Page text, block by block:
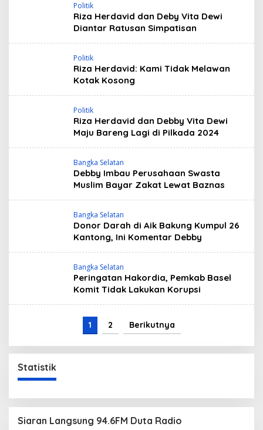
Politik
Riza Herdavid dan Deby Vita Dewi
Diantar Ratusan Simpatisan
Politik
Riza Herdavid: Kami Tidak Melawan
Kotak Kosong
Politik
Riza Herdavid dan Debby Vita Dewi
Maju Bareng Lagi di Pilkada 2024
Bangka Selatan
Debby Imbau Perusahaan Swasta
Muslim Bayar Zakat Lewat Baznas
Bangka Selatan
Donor Darah di Aik Bakung Kumpul 26
Kantong, Ini Komentar Debby
Bangka Selatan
Peringatan Hakordia, Pemkab Basel
Komit Tidak Lakukan Korupsi
1 2 Berikutnya
Statistik
Siaran Langsung 94.6FM Duta Radio